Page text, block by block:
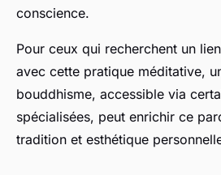
conscience.
Pour ceux qui recherchent un
avec cette pratique méditative,
bouddhisme, accessible via
spécialisées, peut enrichir ce
tradition et esthétique